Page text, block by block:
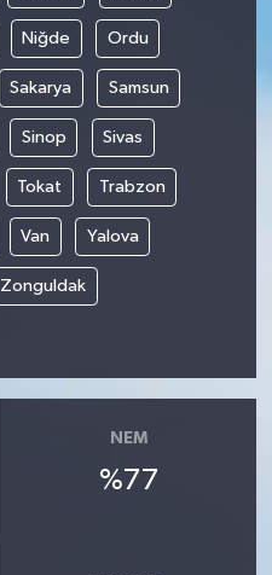
Niğde Ordu
Sakarya Samsun
Sinop Sivas
Tokat Trabzon
Van Yalova
Zonguldak
NEM
%77